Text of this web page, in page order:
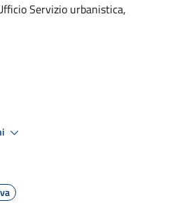
Servizio urbanistica,